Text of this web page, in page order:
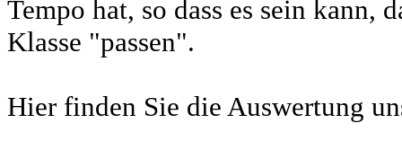
Tempo hat, so dass es sein kann,
Klasse "passen".
Hier finden Sie die Auswertung